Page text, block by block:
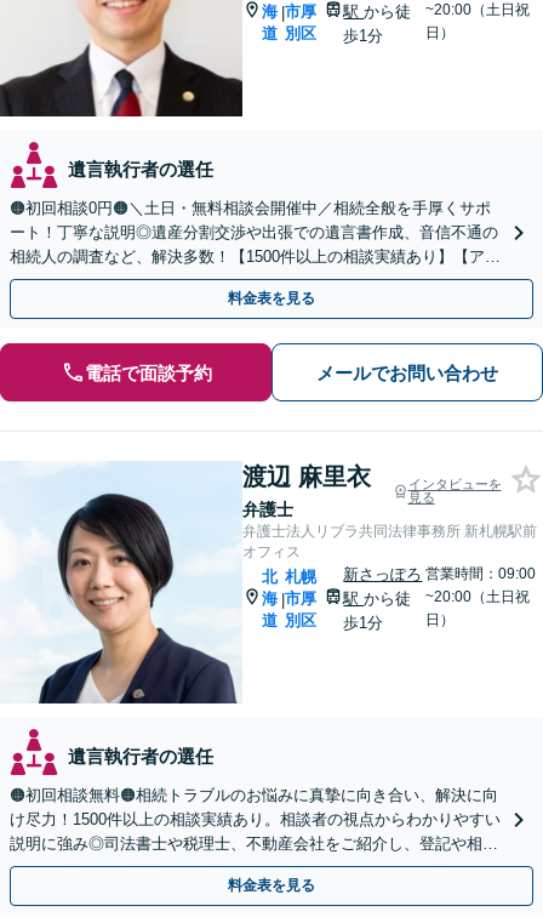
海
道
|市厚
別区
駅から徒
歩1分
~20:00（土日祝
日）
遺言執行者の選任
🟠初回相談0円🟠＼土日・無料相談会開催中／相続全般を手厚くサポ
ート！丁寧な説明◎遺産分割交渉や出張での遺言書作成、音信不通の
相続人の調査など、解決多数！【1500件以上の相談実績あり】【アク
セス良好】【分かりやすい料金体系】
料金表を見る
電話で面談予約 メールでお問い合わせ
渡辺 麻里衣
弁護士
インタビューを
見る
弁護士法人リブラ共同法律事務所 新札幌駅前
オフィス
北
海
道
|
札幌
市厚
別区
新さっぽろ
駅から徒
歩1分
営業時間：09:00
~20:00（土日祝
日）
遺言執行者の選任
🟠初回相談無料🟠相続トラブルのお悩みに真摯に向き合い、解決に向
け尽力！1500件以上の相談実績あり。相談者の視点からわかりやすい
説明に強み◎司法書士や税理士、不動産会社をご紹介し、登記や相続
税の申告までワンストップで対応【夜間相談可】
料金表を見る